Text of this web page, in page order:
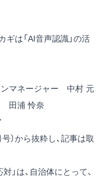
ギは「AI音声認識」の活
ンマネージャー 中村 元
田浦 怜奈
）から抜粋し、記事は取
」は、自治体にとって、